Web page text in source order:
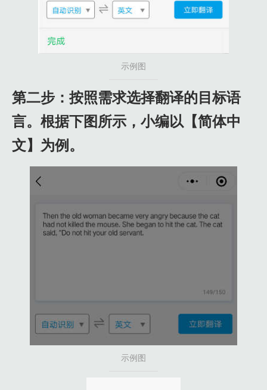
示例图
第二步：按照需求选择翻译的目标语
言。根据下图所示，小编以【简体中
文】为例。
示例图